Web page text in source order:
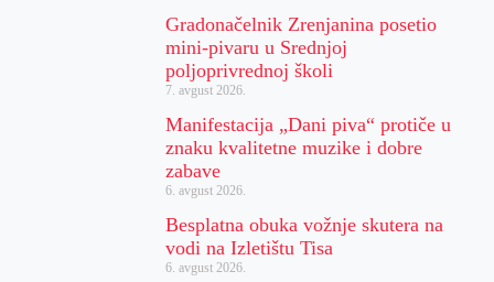
Gradonačelnik Zrenjanina posetio
mini-pivaru u Srednjoj
poljoprivrednoj školi
7. avgust 2026.
Manifestacija „Dani piva“ protiče u
znaku kvalitetne muzike i dobre
zabave
6. avgust 2026.
Besplatna obuka vožnje skutera na
vodi na Izletištu Tisa
6. avgust 2026.